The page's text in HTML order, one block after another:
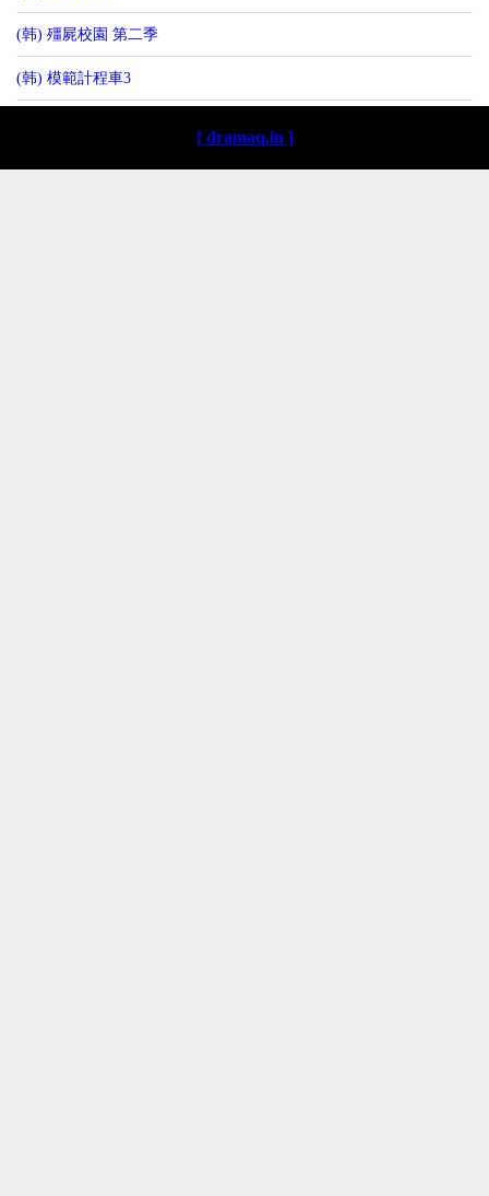
(韩) 殭屍校園 第二季
(韩) 模範計程車3
[ dramaq.in ]